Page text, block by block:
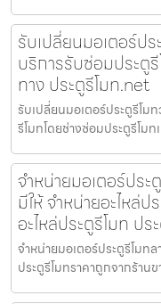
รับเปลี่ยนมอเตอร์ป
บริการรับซ่อมประตูรี
ทาง ประตูรีโมท.net
รับเปลี่ยนมอเตอร์ประตูรีโ
รีโมทโดยช่างซ่อมประตูรีโม
จำหน่ายมอเตอร์ประ
มีให้ จำหน่ายอะไหล่
อะไหล่ประตูรีโมท ป
จำหน่ายมอเตอร์ประตูรีโมทล
ประตูรีโมทราคาถูกจากร้านข